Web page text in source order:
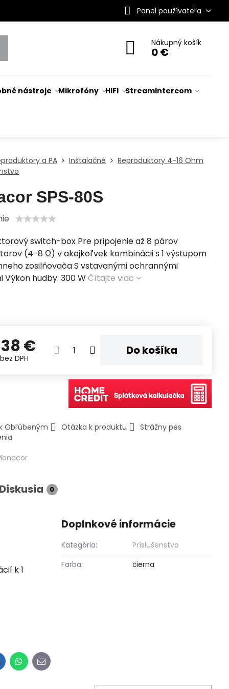
Panel používateľa
Nákupný košík
0 €
nástroje Mikrofóny HIFI StreamIntercom
a PA Inštalačné
Reproduktory 4-16 Ohm
SPS-80S
switch-box Pre pripojenie až 8 párov
(4-8 Ω) v akejkoľvek kombinácii s 1 výstupom
zosilňovača S vstavanými ochrannými
Výkon hudby: 300 WČítajte viac
€
bez DPH
Do košíka
Obľúbeným Otázka k produktu
Strážny pes
Diskusia 0
k 1
Doplnkové informácie
Kategória:
Príslušenstvo
Farba:
čierna
WhatsApp
E-
mail